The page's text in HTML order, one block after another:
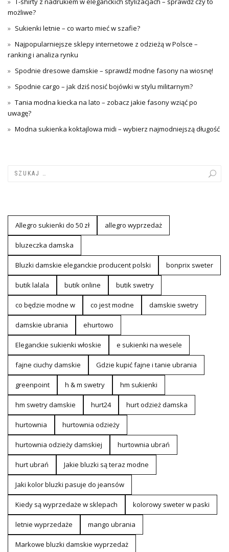
możliwe?
Sukienki letnie – co warto mieć w szafie?
Najpopularniejsze sklepy internetowe z odzieżą w Polsce –
ranking i analiza rynku
Spodnie dresowe damskie – sprawdź modne fasony na wiosnę!
Spodnie cargo – jak dziś nosić bojówki w stylu militarnym?
Tania modna kiecka na lato – zobacz jakie fasony wziąć po
uwagę?
Modna sukienka koktajlowa midi – wybierz najmodniejszą długość
Allegro sukienki do 50 zł allegro wyprzedaż
bluzeczka damska
Bluzki damskie eleganckie producent polski bonprix sweter
butik lalala butik online butik swetry
co będzie modne w co jest modne damskie swetry
damskie ubrania ehurtowo
Eleganckie sukienki włoskie e sukienki na wesele
fajne ciuchy damskie Gdzie kupić fajne i tanie ubrania
greenpoint h & m swetry hm sukienki
hm swetry damskie hurt24 hurt odzież damska
hurtownia hurtownia odzieży
hurtownia odzieży damskiej hurtownia ubrań
hurt ubrań Jakie bluzki są teraz modne
Jaki kolor bluzki pasuje do jeansów
Kiedy są wyprzedaże w sklepach kolorowy sweter w paski
letnie wyprzedaże mango ubrania
Markowe bluzki damskie wyprzedaż